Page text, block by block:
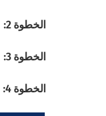
الخطوة 2:
الخطوة 3:
الخطوة 4: